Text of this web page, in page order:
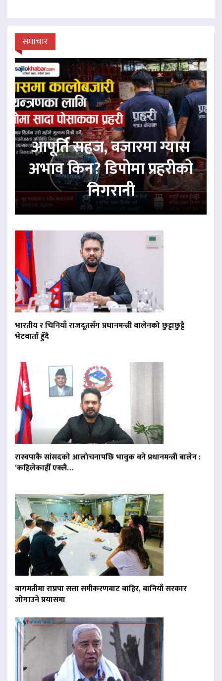
समाचार
आपूर्ति सहज, बजारमा ग्यास
अभाव किन? डिपोमा प्रहरीको
निगरानी
भारतीय र चिनियाँ राजदूतसँग प्रधानमन्त्री बालेनको छुट्टाछुट्टै
भेटवार्ता हुँदै
रास्वपाकै सांसदको आलोचनापछि भावुक बने प्रधानमन्त्री बालेन :
‘कहिलेकाहीँ एक्लै…
बागमतीमा राप्रपा सत्ता समीकरणबाट बाहिर, बानियाँ सरकार
जोगाउने प्रयासमा